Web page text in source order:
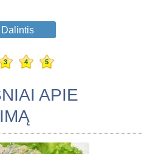
Dalintis
3 4 5
APIE